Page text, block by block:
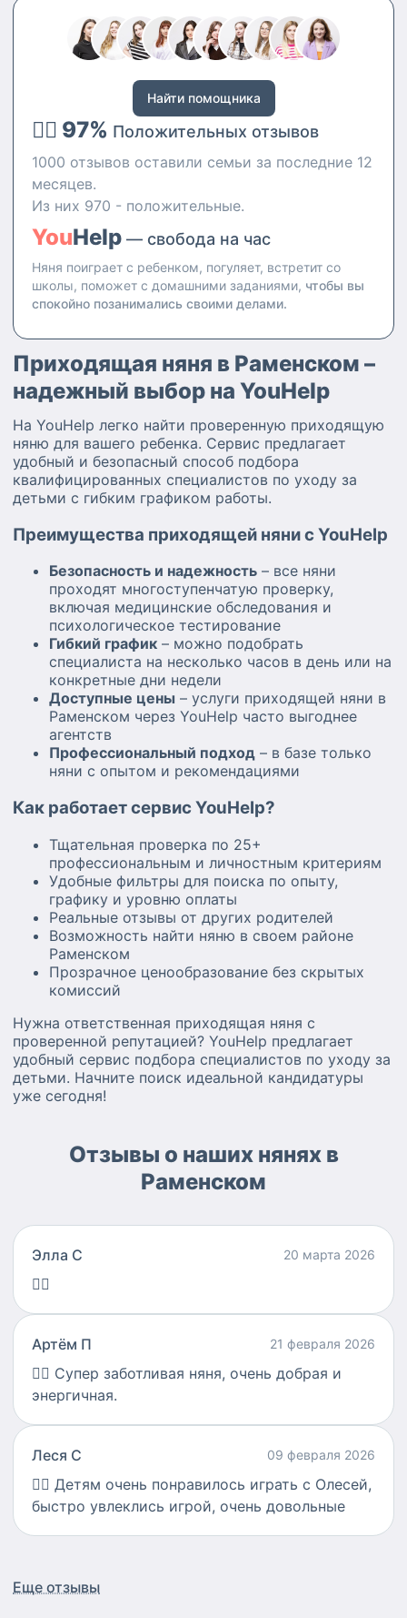
Найти помощника
👍🏻 97% Положительных отзывов
1000 отзывов оставили семьи за последние 12
месяцев.
Из них 970 - положительные.
YouHelp — свобода на час
Няня поиграет с ребенком, погуляет, встретит со
школы, поможет с домашними заданиями, чтобы вы
спокойно позанимались своими делами.
Приходящая няня в Раменском –
надежный выбор на YouHelp
На YouHelp легко найти проверенную приходящую
няню для вашего ребенка. Сервис предлагает
удобный и безопасный способ подбора
квалифицированных специалистов по уходу за
детьми с гибким графиком работы.
Преимущества приходящей няни с YouHelp
Безопасность и надежность – все няни
проходят многоступенчатую проверку,
включая медицинские обследования и
психологическое тестирование
Гибкий график – можно подобрать
специалиста на несколько часов в день или на
конкретные дни недели
Доступные цены – услуги приходящей няни в
Раменском через YouHelp часто выгоднее
агентств
Профессиональный подход – в базе только
няни с опытом и рекомендациями
Как работает сервис YouHelp?
Тщательная проверка по 25+
профессиональным и личностным критериям
Удобные фильтры для поиска по опыту,
графику и уровню оплаты
Реальные отзывы от других родителей
Возможность найти няню в своем районе
Раменском
Прозрачное ценообразование без скрытых
комиссий
Нужна ответственная приходящая няня с
проверенной репутацией? YouHelp предлагает
удобный сервис подбора специалистов по уходу за
детьми. Начните поиск идеальной кандидатуры
уже сегодня!
Отзывы о наших нянях в
Раменском
Элла С 20 марта 2026
👍🏻
Артём П 21 февраля 2026
👍🏻 Супер заботливая няня, очень добрая и
энергичная.
Леся С 09 февраля 2026
👍🏻 Детям очень понравилось играть с Олесей,
быстро увлеклись игрой, очень довольные
Еще отзывы